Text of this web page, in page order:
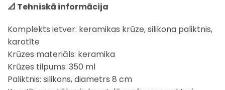
📐 Tehniskā informācija
Komplekts ietver: keramikas krūze, silikona paliktnis,
karotīte
Krūzes materiāls: keramika
Krūzes tilpums: 350 ml
Paliktnis: silikons, diametrs 8 cm